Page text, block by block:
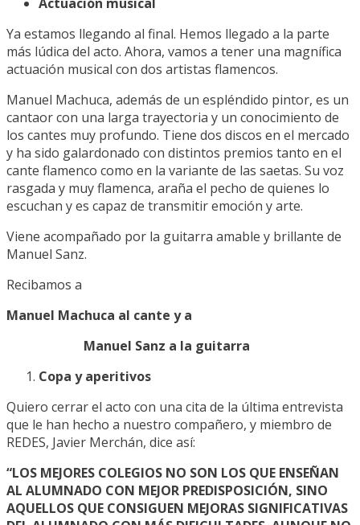
Ya estamos llegando al final. Hemos llegado a la parte
más lúdica del acto. Ahora, vamos a tener una magnífica
actuación musical con dos artistas flamencos.
Manuel Machuca, además de un espléndido pintor, es un
cantaor con una larga trayectoria y un conocimiento de
los cantes muy profundo. Tiene dos discos en el mercado
y ha sido galardonado con distintos premios tanto en el
cante flamenco como en la variante de las saetas. Su voz
rasgada y muy flamenca, araña el pecho de quienes lo
escuchan y es capaz de transmitir emoción y arte.
Viene acompañado por la guitarra amable y brillante de
Manuel Sanz.
Recibamos a
Manuel Machuca al cante y a
Manuel Sanz a la guitarra
Copa y aperitivos
Quiero cerrar el acto con una cita de la última entrevista
que le han hecho a nuestro compañero, y miembro de
REDES, Javier Merchán, dice así:
“LOS MEJORES COLEGIOS NO SON LOS QUE ENSEÑAN
AL ALUMNADO CON MEJOR PREDISPOSICIÓN, SINO
AQUELLOS QUE CONSIGUEN MEJORAS SIGNIFICATIVAS